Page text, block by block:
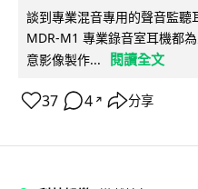
談到專業混音專用的聲音監
MDR-M1 專業錄音室耳機都
意影像製作...
閱讀全文
37 4 ↗ 分享